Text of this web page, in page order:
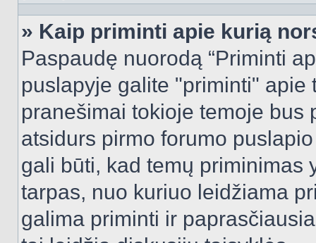
» Kaip priminti apie kurią
Paspaudę nuorodą “Priminti
puslapyje galite "priminti"
pranešimai tokioje temoje bus
atsidurs pirmo forumo
gali būti, kad temų priminimas
tarpas, nuo kuriuo leidžiama
galima priminti ir